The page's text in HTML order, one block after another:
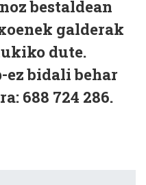
bestaldean
galderak
dute.
ez bidali behar
688 724 286.